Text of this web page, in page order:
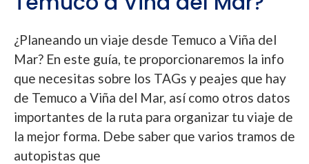
¿Planeando un viaje desde Temuco a Viña del
Mar? En este guía, te proporcionaremos la info
que necesitas sobre los TAGs y peajes que hay
de Temuco a Viña del Mar, así como otros datos
importantes de la ruta para organizar tu viaje de
la mejor forma. Debe saber que varios tramos de
autopistas que